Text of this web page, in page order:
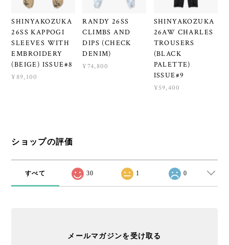
SHINYAKOZUKA
26SS KAPPOGI
SLEEVES WITH
EMBROIDERY
(BEIGE) ISSUE#8
¥89,100
RANDY 26SS
CLIMBS AND
DIPS (CHECK
DENIM)
¥74,800
SHINYAKOZUKA
26AW CHARLES
TROUSERS
(BLACK
PALETTE)
ISSUE#9
¥59,400
ショップの評価
すべて 30 1 0
メールマガジンを受け取る